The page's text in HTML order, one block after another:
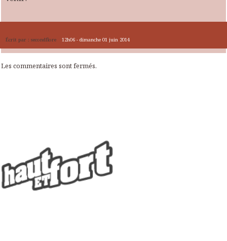
Écrit par :secondflore 12h06 -dimanche 01 juin 2014
Les commentaires sont fermés.